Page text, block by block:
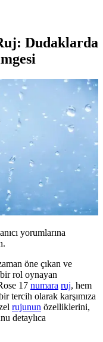
Dudaklarda
yorumlarına
öne çıkan ve
rol oynayan
17 numara ruj, hem
tercih olarak karşımıza
rujunun özelliklerini,
detaylıca